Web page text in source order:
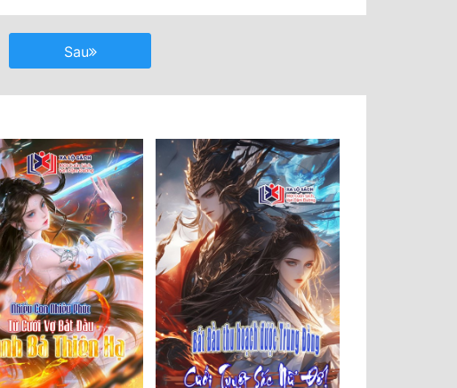
Sau